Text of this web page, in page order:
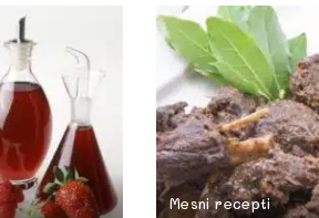
Mesni recepti